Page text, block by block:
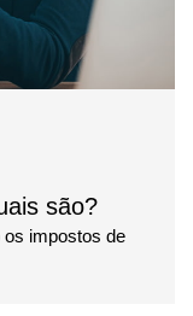
são?
os impostos de